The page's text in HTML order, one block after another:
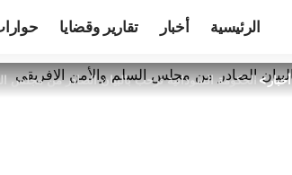
الرئيسية أخبار تقارير وقضايا
أخبار>الحكومة السودانية ترحب بالبيان الصادر من مجلس